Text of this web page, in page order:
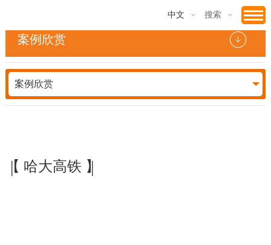
中文 搜索
案例欣赏
案例欣赏
|【 哈大高铁 】|